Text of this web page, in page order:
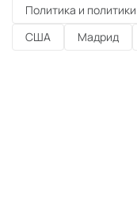
Политика и политики
США
Мадрид